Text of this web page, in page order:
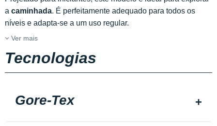
a caminhada. É perfeitamente adequado para todos os
níveis e adapta-se a um uso regular.
Ver mais
Tecnologias
Gore-Tex